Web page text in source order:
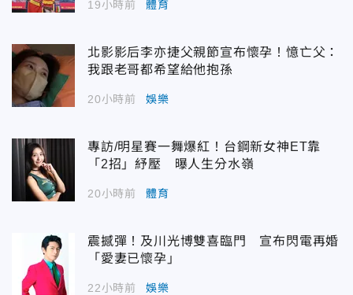
19小時前 體育
北影影后李亦捷父親節宣布懷孕！憶亡父：
我跟老哥都希望給他抱孫
20小時前 娛樂
專訪/明星賽一舞爆紅！台鋼新女神ET靠
「2招」紓壓 曝人生分水嶺
20小時前 體育
震撼彈！及川光博雙喜臨門 宣布閃電再婚
「愛妻已懷孕」
22小時前 娛樂